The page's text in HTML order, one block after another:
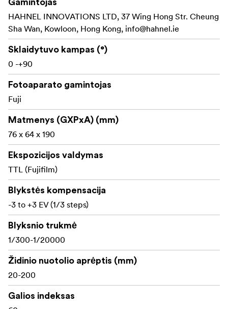
Also compatible with some 3rd party speedlight's
Firmware update via integrated USB
Quick-lock hot shoe
Kit Includes:
MODUS 600RT MK II Speedlight
Viper TTL Transmitter
USB powered MD1 Ultra-compact Charger
HLX-MD1 Extreme Battery
USB cable
HAHNEL INNOVATIONS LTD, 37 Wing Hong Str. Cheung
Sha Wan, Kowloon, Hong Kong, info@hahnel.ie
Sklaidytuvo kampas (°)
0 -+90
Fotoaparato gamintojas
Fuji
Matmenys (GXPxA) (mm)
76 x 64 x 190
Ekspozicijos valdymas
TTL (Fujifilm)
Blykstės kompensacija
-3 to +3 EV (1/3 steps)
Blyksnio trukmė
1/300-1/20000
Židinio nuotolio aprėptis (mm)
20-200
Galios indeksas